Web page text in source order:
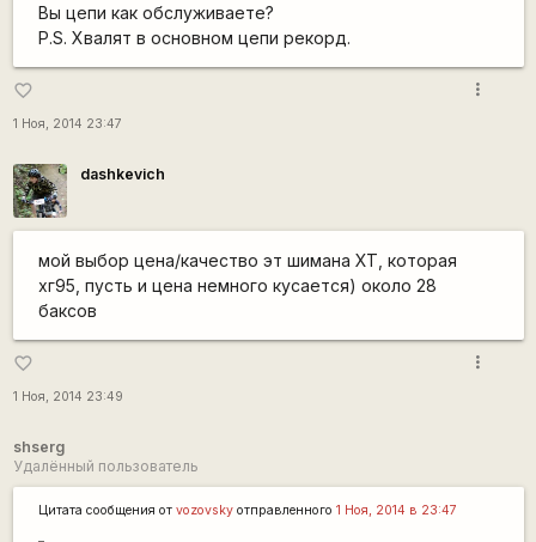
Вы цепи как обслуживаете?
P.S. Хвалят в основном цепи рекорд.
favorite_border
1 Ноя, 2014 23:47
more_vert
dashkevich
мой выбор цена/качество эт шимана ХТ, которая
хг95, пусть и цена немного кусается) около 28
баксов
favorite_border
1 Ноя, 2014 23:49
more_vert
shserg
Удалённый пользователь
Цитата сообщения от vozovskyотправленного 1 Ноя, 2014 в 23:47